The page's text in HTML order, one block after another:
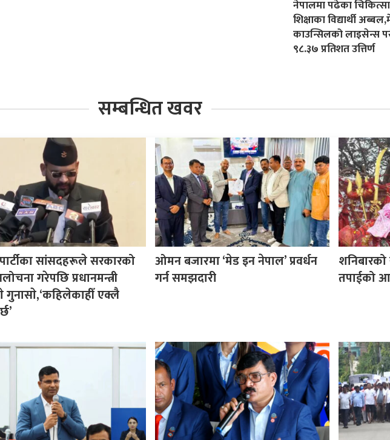
नेपालमा पढेका चिकित्सा
शिक्षाका विद्यार्थी
काउन्सिलको लाइसेन्स
९८.३७ प्रतिशत उत्तिर्ण
सम्बन्धित खवर
सांसदहरूले सरकारको
गरेपछि प्रधानमन्त्री
गुनासाे,‘कहिलेकाहीँ एक्लै
ओमन बजारमा ‘मेड इन नेपाल’ प्रवर्धन
गर्न समझदारी
तपाईको